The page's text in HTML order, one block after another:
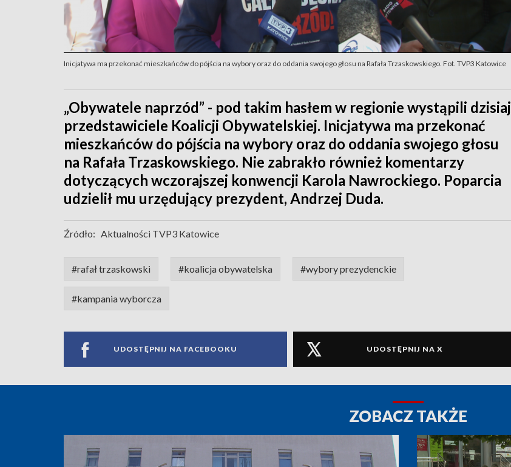
Inicjatywa ma przekonać mieszkańców do pójścia na wybory oraz do oddania swojego głosu na Rafała Trzaskowskiego. Fot. TVP3 Katowice
„Obywatele naprzód” - pod takim hasłem w regionie wystąpili dzisiaj
przedstawiciele Koalicji Obywatelskiej. Inicjatywa ma przekonać
mieszkańców do pójścia na wybory oraz do oddania swojego głosu
na Rafała Trzaskowskiego. Nie zabrakło również komentarzy
dotyczących wczorajszej konwencji Karola Nawrockiego. Poparcia
udzielił mu urzędujący prezydent, Andrzej Duda.
Źródło: Aktualności TVP3 Katowice
#rafał trzaskowski #koalicja obywatelska #wybory prezydenckie
#kampania wyborcza
UDOSTĘPNIJ NA FACEBOOKU UDOSTĘPNIJ NA X
ZOBACZ TAKŻE